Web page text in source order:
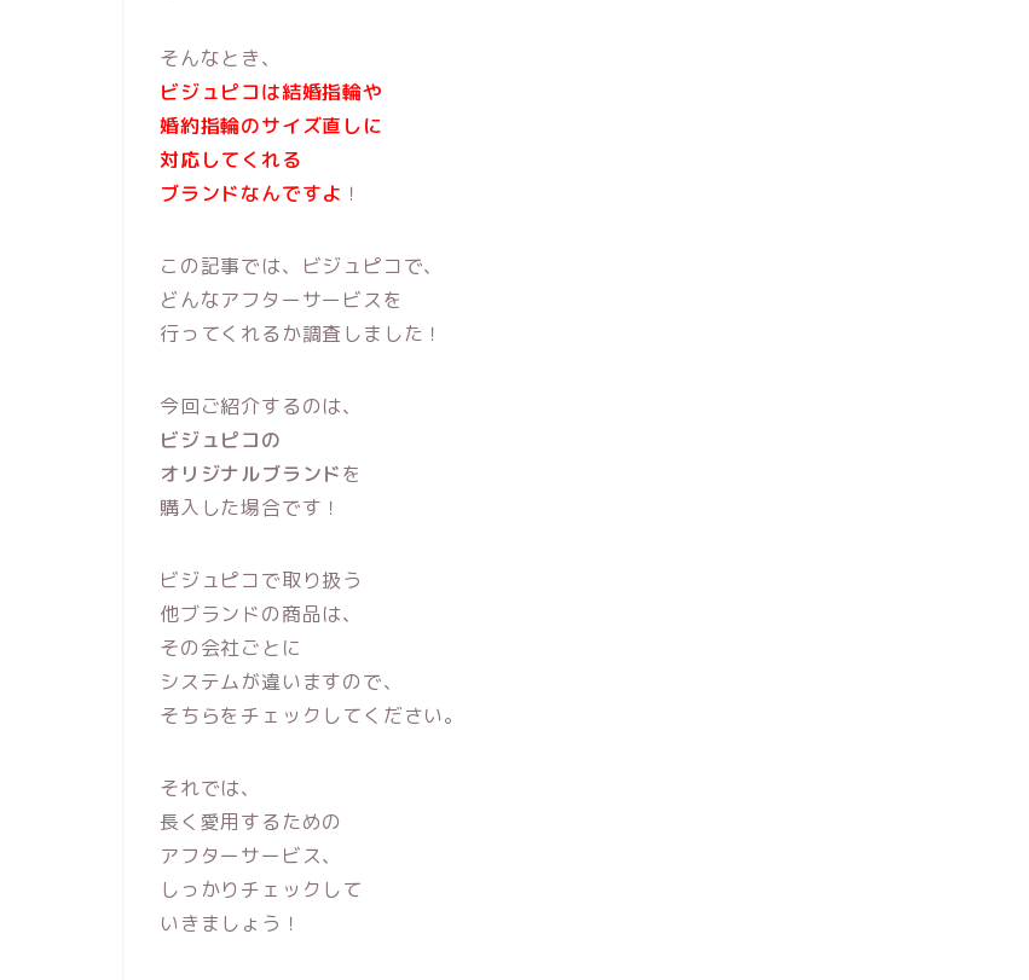
そんなとき、
ビジュピコは結婚指輪や
婚約指輪のサイズ直しに
対応してくれる
ブランドなんですよ ！
この記事では、ビジュピコで、
どんなアフターサービスを
行ってくれるか調査しました！
今回ご紹介するのは、
ビジュピコの
オリジナルブランドを
購入した場合です！
ビジュピコで取り扱う
他ブランドの商品は、
その会社ごとに
システムが違いますので、
そちらをチェックしてください。
それでは、
長く愛用するための
アフターサービス、
しっかりチェックして
いきましょう！